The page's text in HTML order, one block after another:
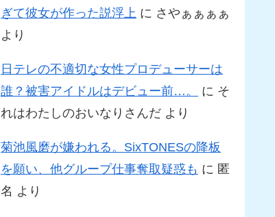
ぎて彼女が作った説浮上 に さやぁぁぁぁ
より
日テレの不適切な女性プロデューサーは
誰？被害アイドルはデビュー前…。
に そ
れはわたしのおいなりさんだ より
菊池風磨が嫌われる。SixTONESの降板
を願い、他グループ仕事奪取疑惑も に 匿
名 より